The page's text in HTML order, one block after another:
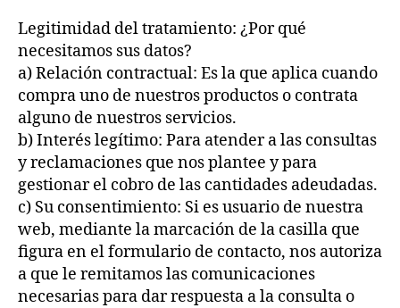
Legitimidad del tratamiento: ¿Por qué
necesitamos sus datos?
a) Relación contractual: Es la que aplica cuando
compra uno de nuestros productos o contrata
alguno de nuestros servicios.
b) Interés legítimo: Para atender a las consultas
y reclamaciones que nos plantee y para
gestionar el cobro de las cantidades adeudadas.
c) Su consentimiento: Si es usuario de nuestra
web, mediante la marcación de la casilla que
figura en el formulario de contacto, nos autoriza
a que le remitamos las comunicaciones
necesarias para dar respuesta a la consulta o